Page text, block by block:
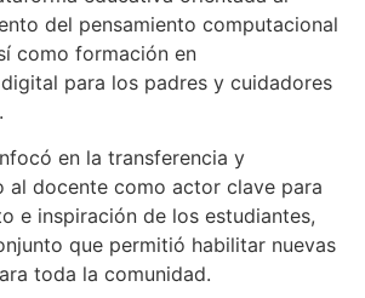
del pensamiento computacional
como formación en
para los padres y cuidadores
en la transferencia y
al docente como actor clave para
e inspiración de los estudiantes,
que permitió habilitar nuevas
toda la comunidad.